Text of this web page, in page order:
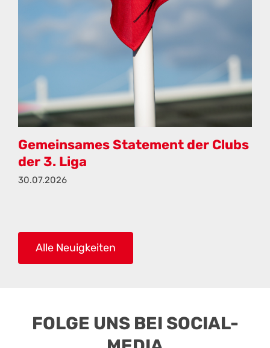
Gemeinsames Statement der Clubs
der 3. Liga
30.07.2026
Alle Neuigkeiten
FOLGE UNS BEI SOCIAL-